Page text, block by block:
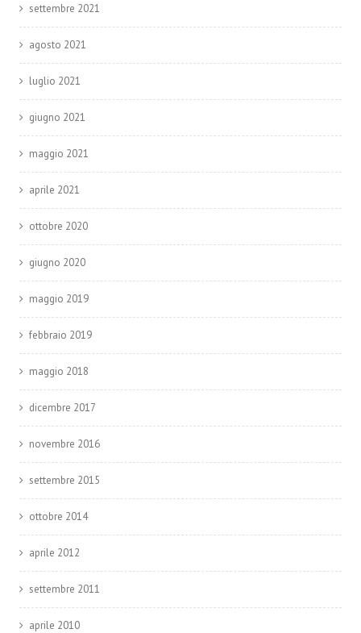
settembre 2021
agosto 2021
luglio 2021
giugno 2021
maggio 2021
aprile 2021
ottobre 2020
giugno 2020
maggio 2019
febbraio 2019
maggio 2018
dicembre 2017
novembre 2016
settembre 2015
ottobre 2014
aprile 2012
settembre 2011
aprile 2010